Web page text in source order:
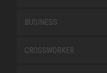
BUSINESS
CROSSWORKER